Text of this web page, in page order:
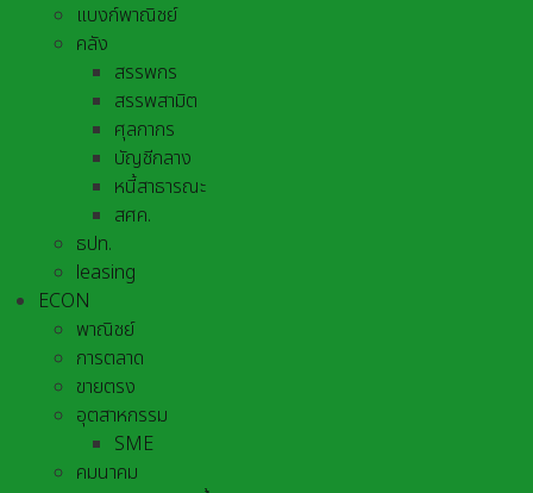
แบงก์พาณิชย์
คลัง
สรรพกร
สรรพสามิต
ศุลกากร
บัญชีกลาง
หนี้สาธารณะ
สศค.
ธปท.
leasing
ECON
พาณิชย์
การตลาด
ขายตรง
อุตสาหกรรม
SME
คมนาคม